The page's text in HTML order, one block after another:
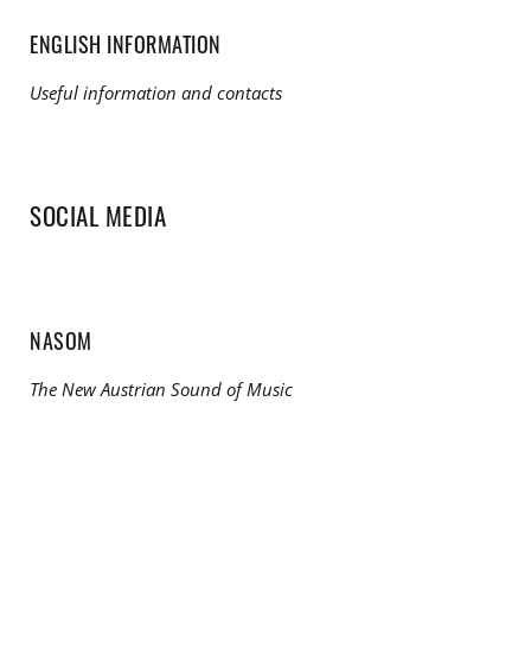
ENGLISH INFORMATION
Useful information and contacts
SOCIAL MEDIA
NASOM
The New Austrian Sound of Music